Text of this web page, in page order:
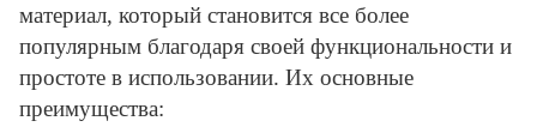
материал, который становится все более
популярным благодаря своей функциональности и
простоте в использовании. Их основные
преимущества: